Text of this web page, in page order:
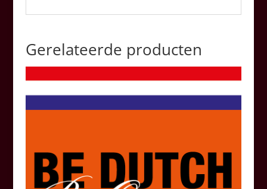
Gerelateerde producten